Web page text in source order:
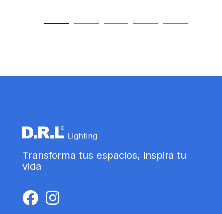
Transforma tus espacios, inspira tu
vida